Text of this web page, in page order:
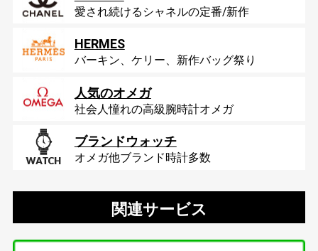
愛され続けるシャネルの定番/新作
HERMES
バーキン、ケリー、新作バッグ祭り
人気のオメガ
社会人憧れの高級腕時計オメガ
ブランドウォッチ
オメガ他ブランド時計多数
関連サービス